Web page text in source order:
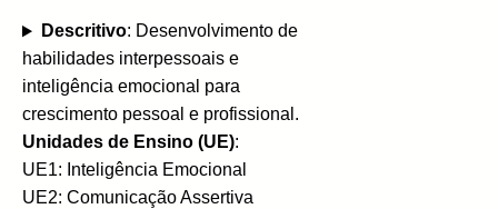
Descritivo: Desenvolvimento de
habilidades interpessoais e
inteligência emocional para
crescimento pessoal e profissional.
Unidades de Ensino (UE):
UE1: Inteligência Emocional
UE2: Comunicação Assertiva